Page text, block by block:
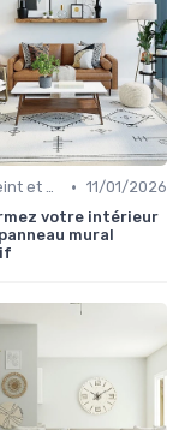
Papier Peint et Revêtements Muraux • 11/01/2026
votre intérieur
mural